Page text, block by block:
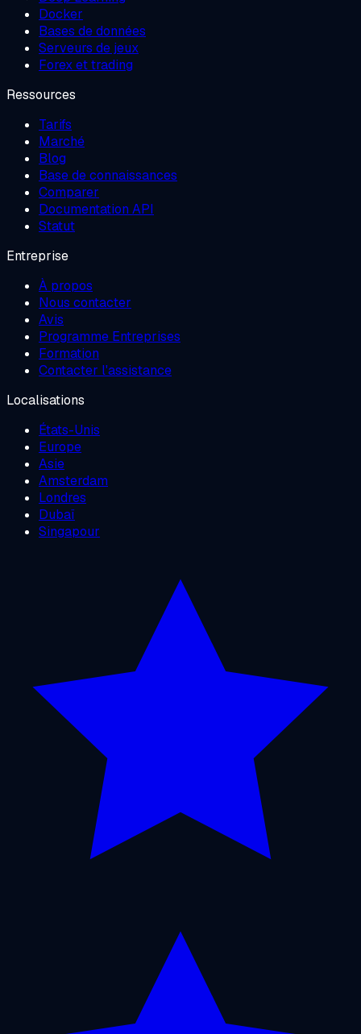
Docker
Bases de données
Serveurs de jeux
Forex et trading
Ressources
Tarifs
Marché
Blog
Base de connaissances
Comparer
Documentation API
Statut
Entreprise
À propos
Nous contacter
Avis
Programme Entreprises
Formation
Contacter l'assistance
Localisations
États-Unis
Europe
Asie
Amsterdam
Londres
Dubaï
Singapour